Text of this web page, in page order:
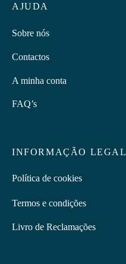
AJUDA
Sobre nós
Contactos
A minha conta
FAQ’s
INFORMAÇÃO LEGAL
Política de cookies
Termos e condições
Livro de Reclamações